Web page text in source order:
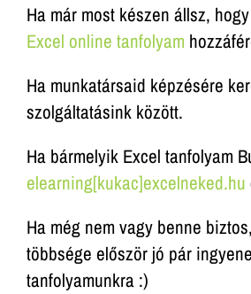
Ha már most készen állsz,
Excel online tanfolyam
Ha munkatársaid képzésére
szolgáltatásink között.
Ha bármelyik Excel tanfolyam
elearning[kukac]excelneked.hu
Ha még nem vagy benne
többsége először jó pár
tanfolyamunkra :)